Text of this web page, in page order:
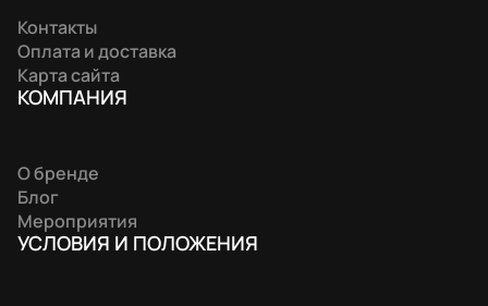
Контакты
Оплата и доставка
Карта сайта
КОМПАНИЯ
О бренде
Блог
Мероприятия
УСЛОВИЯ И ПОЛОЖЕНИЯ